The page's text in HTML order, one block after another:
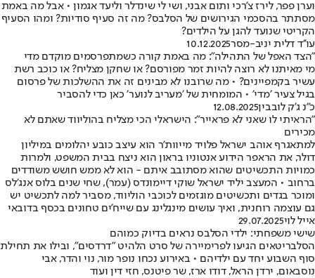
וערן פפר, לירז צ'רכי ותום אבני, ושי לי שינדלר וליעד אגמון • אבל מה באמת
מסתתר בהסכמי הגירושים של הסלבס? מה זה סעיף סודיות? ומהו הסעיף
הקריטי שנועד להגן על הילדים?
עו''ד דלית יניב-מסר10.12.2025
״הצד האפל של התהילה": מה באמת קורה כשמתפרסמים מוקדם מדי
מי מאיתנו לא רוצה להיות זמר מפורסם? או שחקן מצליח? או כוכב רשת
עשיר בקמפיינים? • מה שרובנו לא מבינים זה את ההשלכות של פרסום
בגיל צעיר ׳מדי׳ • המומחית של ׳מעריב לנוער׳ כאן כדי להסביר
כ״נ ג'ק לובבין12.08.2025
"הראיתי לו שאני לא פראייר": הישראלי הכי מצליח בהוליווד שאתם לא
מכירים
למתאגרף אוהב ישראל פלויד מייוות'ר הוא עיצב כובע יהלומים במיליון
דולר, את הראפר הידוע אנטוניו בראון הוא ניצח בבית המשפט, ולמרות
כמויות התכשיטים שהוא מסתובב איתם - הוא לא ממש חושש משודדים
ברחוב • המעצב יליד ישראל שוקי דיימונדס (עמר), שחי שנים בלוס אנג'לס
ומוכר בגדים ותכשיטים מוגזמים לכוכבי הוליווד, מסביר למה לתכשיט יש
גם עוצמה רוחנית, ואיך עושים מינגלינג עם שייח'ים טחונים בכסף בדובאי
אייל לוי29.07.2025
שישי משפחתי: ילדי הסלבס נראים בדיוק כמוהם
הסלבריטאים הגיעו לפרימיירה של סרט הלהיט "דרדסים", ובילו את תחילת
סוף השבוע יחד עם ילדיהם • באירוע נכחו נופר מור, נוי והדר, אבי
נוסבאום, ירדן הראל, דודו ארז, שר פיטנס, חזי דין ועוד